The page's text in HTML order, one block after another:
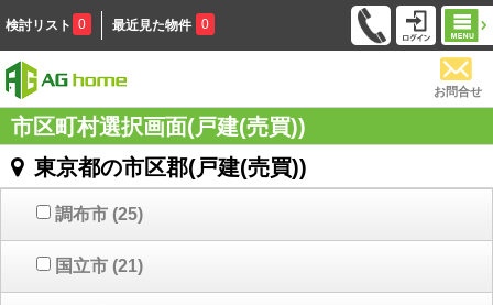
検討リスト 0 最近見た物件 0
お問合せ
市区町村選択画面(戸建(売買))
東京都の市区郡(戸建(売買))
調布市 (25)
国立市 (21)